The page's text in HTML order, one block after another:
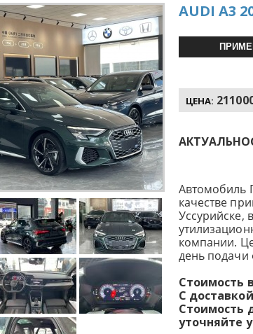
AUDI A3
ЦЕНА:
Автомобиль
качестве
Уссурийске,
компании.
день подачи
Стоимость
С
Стоимость
уточняйте